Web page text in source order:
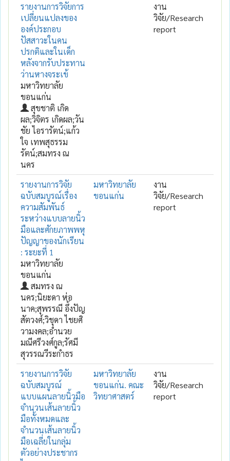
รายงานการวิจัยการ
เปลี่ยนแปลงของ
องค์ประกอบ
ปัสสาวะในคน
ปรกติและในเด็ก
หลังจากรับประทาน
ว่านหางจระเข้
มหาวิทยาลัย
ขอนแก่น
สุขชาติ เกิด
ผล;วิจิตร เกิดผล;วัน
ชัย ไอรารัตน์;แก้ว
ใจ เทพสุธรรม
รัตน์;สมทรง ณ
นคร
งาน
วิจัย/Research
report
รายงานการวิจัย
ฉบับสมบูรณ์เรื่อง
ความสัมพันธ์
ระหว่างแบบลายนิ้ว
มือและศักยภาพพหุ
ปัญญาของนักเรียน
: ระยะที่ 1
มหาวิทยาลัย
ขอนแก่น
สมทรง ณ
นคร;นิยะดา ห่อ
นาค;สุพรรณี อึ้งปัญ
สัตวงศ์;วิชุดา ไชยศิ
วามงคล;อำนวย
มณีศรีวงศ์กูล;รัศมี
สุวรรณวีระกำธร
มหาวิทยาลัย
ขอนแก่น
งาน
วิจัย/Research
report
รายงานการวิจัย
ฉบับสมบูรณ์
แบบแผนลายนิ้วมือ
จำนวนเส้นลายนิ้ว
มือทั้งหมดและ
จำนวนเส้นลายนิ้ว
มือเฉลี่ยในกลุ่ม
ตัวอย่างประชากร
มหาวิทยาลัย
ขอนแก่น. คณะ
วิทยาศาสตร์
งาน
วิจัย/Research
report